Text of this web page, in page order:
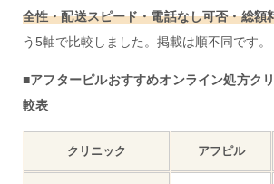
全性・配送スピード・電話なし可否・総額
う5軸で比較しました。掲載は順不同です。
■アフターピルおすすめオンライン処方ク
較表
クリニック アフピル